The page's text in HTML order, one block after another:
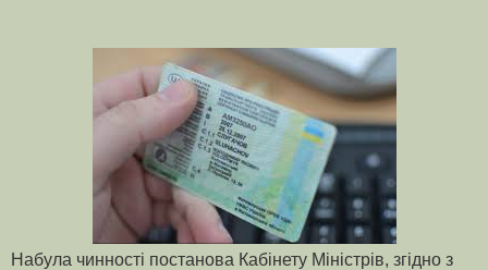
Набула чинності постанова Кабінету Міністрів, згідно з